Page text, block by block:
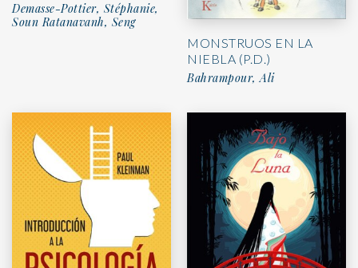
Demasse-Pottier, Stéphanie,
Soun Ratanavanh, Seng
MONSTRUOS EN LA
NIEBLA (P.D.)
Bahrampour, Ali